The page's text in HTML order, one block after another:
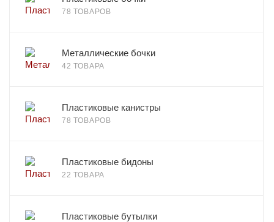
78 ТОВАРОВ
Металлические бочки
42 ТОВАРА
Пластиковые канистры
78 ТОВАРОВ
Пластиковые бидоны
22 ТОВАРА
Пластиковые бутылки